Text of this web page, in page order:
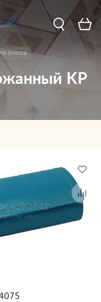
очков
KP